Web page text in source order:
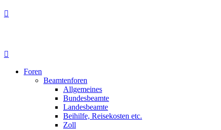
Foren
Beamtenforen
Allgemeines
Bundesbeamte
Landesbeamte
Beihilfe, Reisekosten etc.
Zoll